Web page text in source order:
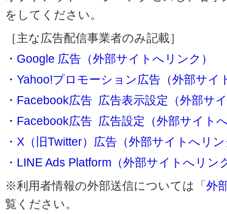
をしてください。
［主な広告配信事業者のみ記載］
・Google 広告（外部サイトへリンク）
・Yahoo!プロモーション広告（外部サイ
・Facebook広告 広告表示設定（外部サ
・Facebook広告 広告設定（外部サイト
・X（旧Twitter）広告（外部サイトへリ
・LINE Ads Platform（外部サイトへリン
※利用者情報の外部送信については「外
覧ください。